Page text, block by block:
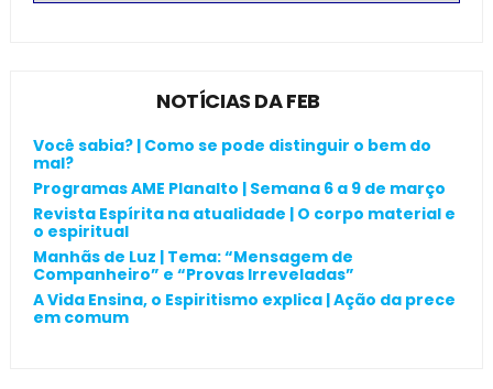
NOTÍCIAS DA FEB
Você sabia? | Como se pode distinguir o bem do
mal?
Programas AME Planalto | Semana 6 a 9 de março
Revista Espírita na atualidade | O corpo material e
o espiritual
Manhãs de Luz | Tema: “Mensagem de
Companheiro” e “Provas Irreveladas”
A Vida Ensina, o Espiritismo explica | Ação da prece
em comum